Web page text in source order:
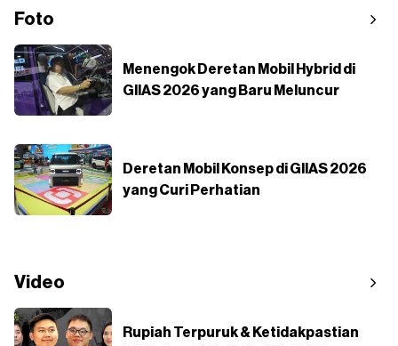
Foto
Menengok Deretan Mobil Hybrid di
GIIAS 2026 yang Baru Meluncur
Deretan Mobil Konsep di GIIAS 2026
yang Curi Perhatian
Video
Rupiah Terpuruk & Ketidakpastian